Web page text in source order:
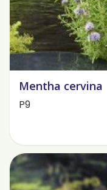
Mentha cervina
P9